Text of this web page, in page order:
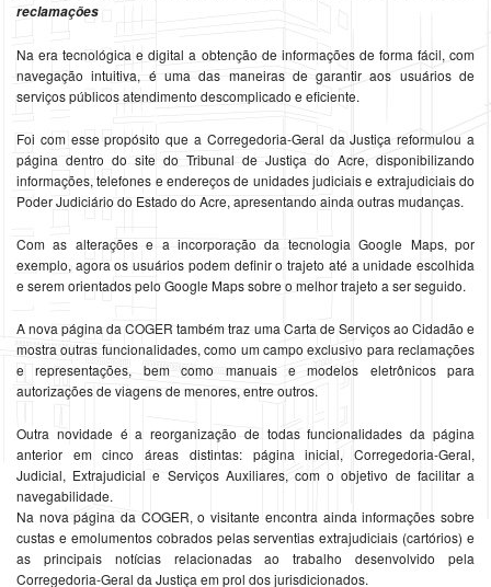
reclamações
Na era tecnológica e digital a obtenção de informações de forma fácil, com
navegação intuitiva, é uma das maneiras de garantir aos usuários de
serviços públicos atendimento descomplicado e eficiente.
Foi com esse propósito que a Corregedoria-Geral da Justiça reformulou a
página dentro do site do Tribunal de Justiça do Acre, disponibilizando
informações, telefones e endereços de unidades judiciais e extrajudiciais do
Poder Judiciário do Estado do Acre, apresentando ainda outras mudanças.
Com as alterações e a incorporação da tecnologia Google Maps, por
exemplo, agora os usuários podem definir o trajeto até a unidade escolhida
e serem orientados pelo Google Maps sobre o melhor trajeto a ser seguido.
A nova página da COGER também traz uma Carta de Serviços ao Cidadão e
mostra outras funcionalidades, como um campo exclusivo para reclamações
e representações, bem como manuais e modelos eletrônicos para
autorizações de viagens de menores, entre outros.
Outra novidade é a reorganização de todas funcionalidades da página
anterior em cinco áreas distintas: página inicial, Corregedoria-Geral,
Judicial, Extrajudicial e Serviços Auxiliares, com o objetivo de facilitar a
navegabilidade.
Na nova página da COGER, o visitante encontra ainda informações sobre
custas e emolumentos cobrados pelas serventias extrajudiciais (cartórios) e
as principais notícias relacionadas ao trabalho desenvolvido pela
Corregedoria-Geral da Justiça em prol dos jurisdicionados.